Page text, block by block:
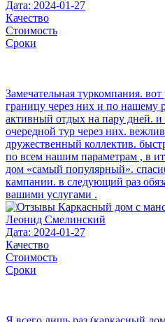
Дата: 2024-01-27
Качество
Стоимость
Сроки
Замечательная туркомпания.
границу через них и по нашему
активный отдых на пару дней. и
очередной тур через них.
дружественный коллектив.
по всем нашим параметрам , в
дом «самый популярный».
кампании. в следующий раз
вашими услугами .
Леонид Смелинский
Дата: 2024-01-27
Качество
Стоимость
Сроки